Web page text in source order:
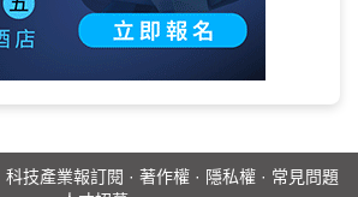
科技產業報訂閱 · 著作權· 隱私權· 常見問題